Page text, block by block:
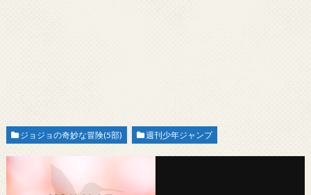
ジョジョの奇妙な冒険(5部) 週刊少年ジャンプ